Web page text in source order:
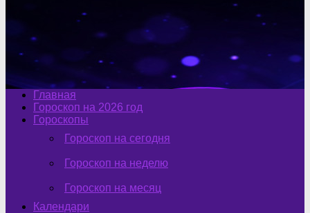
Главная
Гороскоп на 2026 год
Гороскопы
Гороскоп на сегодня
Гороскоп на неделю
Гороскоп на месяц
Календари